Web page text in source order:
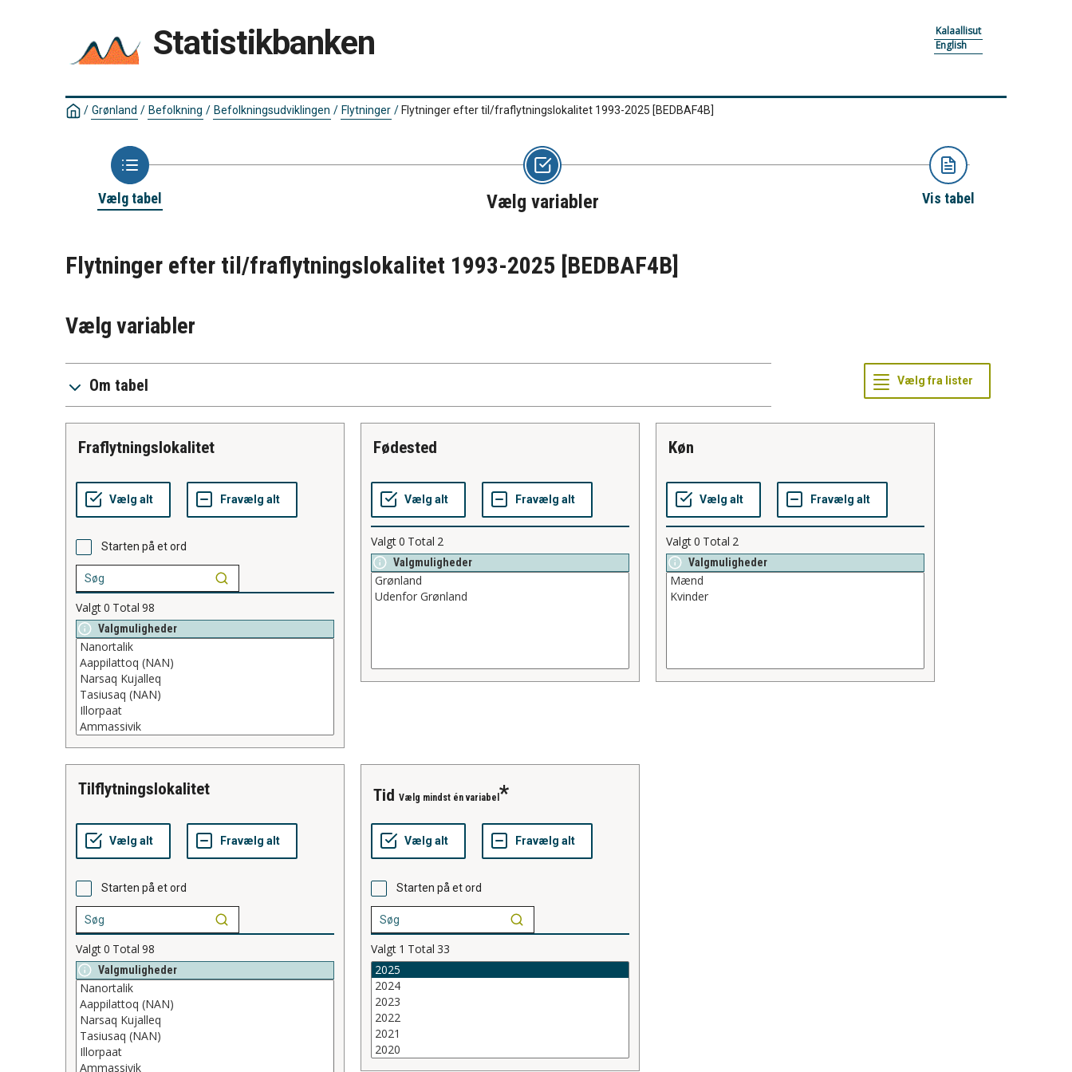
Statistikbanken
Kalaallisut
English
/ Grønland / Befolkning / Befolkningsudviklingen / Flytninger / Flytninger efter til/fraflytningslokalitet 1993-2025 [BEDBAF4B]
Vælg tabel Vælg variabler Vis tabel
Flytninger efter til/fraflytningslokalitet 1993-2025 [BEDBAF4B]
Vælg variabler
Om tabel
fraflytningslokalitet
Starten på et ord
Valgt0 Total 98
Valgmuligheder
fødested
Valgt0 Total 2
Valgmuligheder
køn
Valgt0 Total 2
Valgmuligheder
tilflytningslokalitet
Starten på et ord
Valgt0 Total 98
Valgmuligheder
tid Vælg mindst én variabel
Starten på et ord
Valgt 1 Total 33